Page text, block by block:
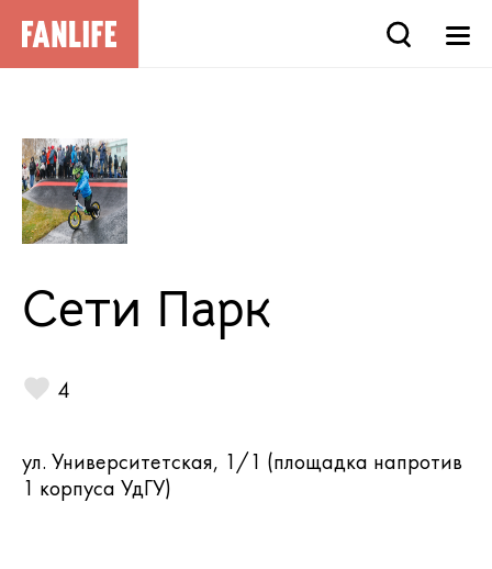
Сети Парк
4
ул. Университетская, 1/1 (площадка напротив
1 корпуса УдГУ)